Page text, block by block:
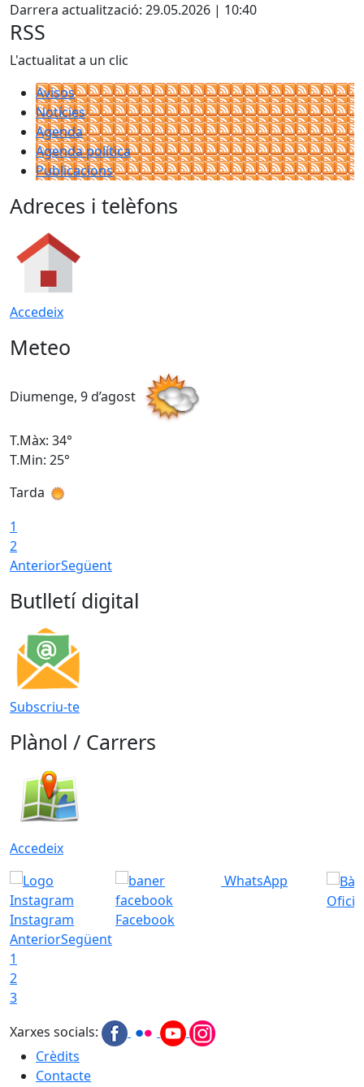
Darrera actualització: 29.05.2026 | 10:40
RSS
L'actualitat a un clic
Avisos
Notícies
Agenda
Agenda política
Publicacions
Adreces i telèfons
Accedeix
Meteo
Diumenge, 9 d’agost
T.Màx: 34°
T.Min: 25°
Tarda
1
2
AnteriorSegüent
Butlletí digital
Subscriu-te
Plànol / Carrers
Accedeix
Instagram Facebook
WhatsApp
AnteriorSegüent
1
2
3
Xarxes socials:
Crèdits
Contacte